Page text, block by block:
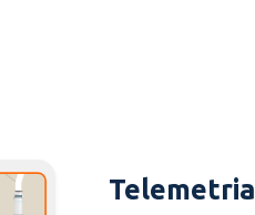
Telemetria